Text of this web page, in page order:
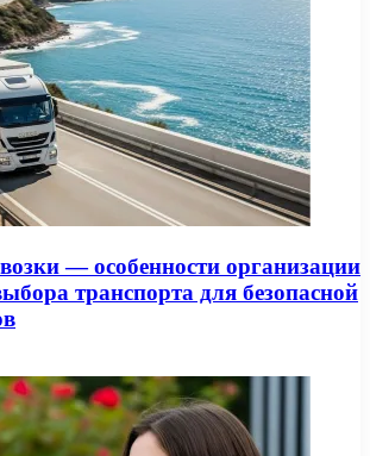
— особенности организации
транспорта для безопасной